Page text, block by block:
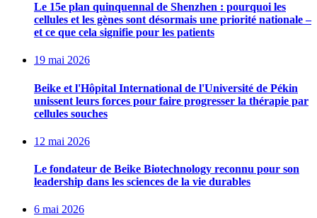
Le 15e plan quinquennal de Shenzhen : pourquoi les
cellules et les gènes sont désormais une priorité nationale –
et ce que cela signifie pour les patients
19 mai 2026
Beike et l'Hôpital International de l'Université de Pékin
unissent leurs forces pour faire progresser la thérapie par
cellules souches
12 mai 2026
Le fondateur de Beike Biotechnology reconnu pour son
leadership dans les sciences de la vie durables
6 mai 2026